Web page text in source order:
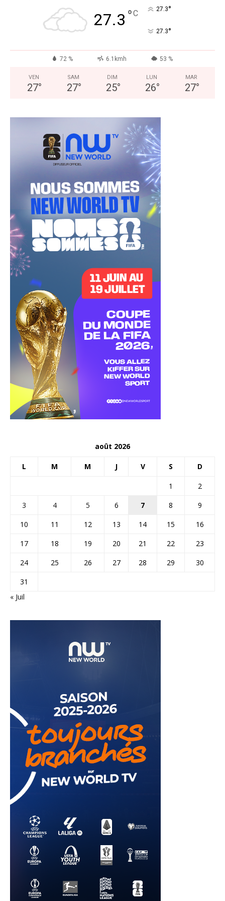
27.3 °C 27.3°
27.3°
72 % 6.1kmh 53 %
VEN
27°
SAM
27°
DIM
25°
LUN
26°
MAR
27°
août 2026
L M M J V S D
1
2
3
4 5 6 7 8
9
10
11 12 13 14 15
16
17
18 19 20 21 22
23
24
25 26 27 28 29
30
31
« Juil